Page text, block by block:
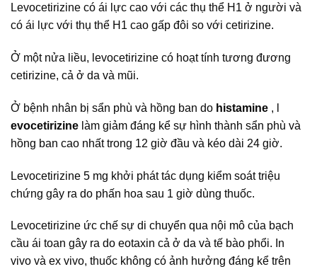
Levocetirizine có ái lực cao với các thụ thể H1 ở người và
có ái lực với thụ thể H1 cao gấp đôi so với cetirizine.
Ở một nửa liều, levocetirizine có hoạt tính tương đương
cetirizine, cả ở da và mũi.
Ở bệnh nhân bị sẩn phù và hồng ban do histamine , l
evocetirizine làm giảm đáng kể sự hình thành sẩn phù và
hồng ban cao nhất trong 12 giờ đầu và kéo dài 24 giờ.
Levocetirizine 5 mg khởi phát tác dụng kiểm soát triệu
chứng gây ra do phấn hoa sau 1 giờ dùng thuốc.
Levocetirizine ức chế sự di chuyển qua nội mô của bạch
cầu ái toan gây ra do eotaxin cả ở da và tế bào phổi. In
vivo và ex vivo, thuốc không có ảnh hưởng đáng kể trên